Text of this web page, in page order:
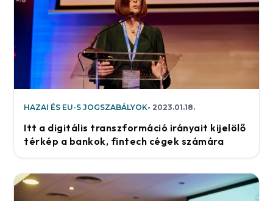
HAZAI ÉS EU-S JOGSZABÁLYOK 2023.01.18.
Itt a digitális transzformáció irányait kijelölő
térkép a bankok, fintech cégek számára